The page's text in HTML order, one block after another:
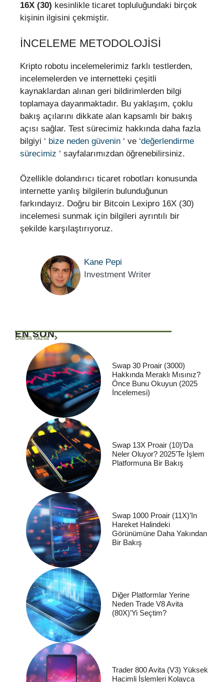
16X (30) kesinlikle ticaret topluluğundaki birçok
kişinin ilgisini çekmiştir.
İNCELEME METODOLOJISI
Kripto robotu incelemelerimiz farklı testlerden,
incelemelerden ve internetteki çeşitli
kaynaklardan alınan geri bildirimlerden bilgi
toplamaya dayanmaktadır. Bu yaklaşım, çoklu
bakış açılarını dikkate alan kapsamlı bir bakış
açısı sağlar. Test sürecimiz hakkında daha fazla
bilgiyi ‘ bize neden güvenin ‘ ve ‘değerlendirme
sürecimiz ‘ sayfalarımızdan öğrenebilirsiniz.
Özellikle dolandırıcı ticaret robotları konusunda
internette yanlış bilgilerin bulunduğunun
farkındayız. Doğru bir Bitcoin Lexipro 16X (30)
incelemesi sunmak için bilgileri ayrıntılı bir
şekilde karşılaştırıyoruz.
Kane Pepi
Investment Writer
EN SON
Daha fazla
Swap 30 Proair (3000)
Hakkında Meraklı Mısınız?
Önce Bunu Okuyun (2025
İncelemesi)
Swap 13X Proair (10)’da
Neler Oluyor? 2025’te İşlem
Platformuna Bir Bakış
Swap 1000 Proair (11X)’in
Hareket Halindeki
Görünümüne Daha Yakından
Bir Bakış
Diğer Platformlar Yerine
Neden Trade V8 Avita
(80X)’yi Seçtim?
Trader 800 Avita (V3) Yüksek
Hacimli İşlemleri Kolayca